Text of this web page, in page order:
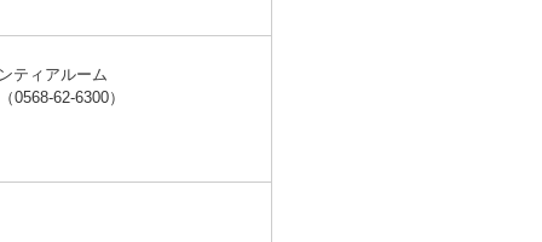
ティアルーム
62-6300）